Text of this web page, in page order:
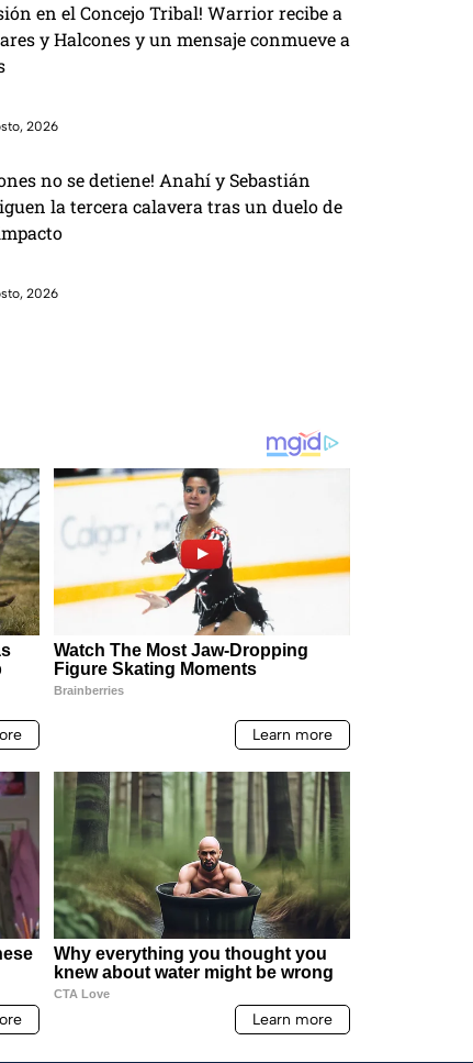
en el Concejo Tribal! Warrior recibe a
y Halcones y un mensaje conmueve a
2026
no se detiene! Anahí y Sebastián
la tercera calavera tras un duelo de
2026